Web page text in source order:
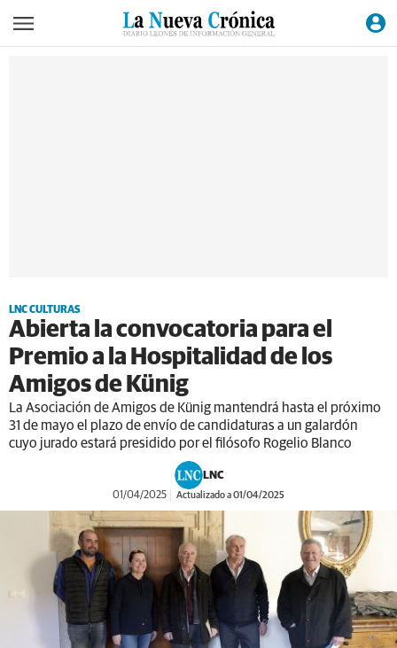
LNC CULTURAS
Abierta la convocatoria para el
Premio a la Hospitalidad de los
Amigos de Künig
La Asociación de Amigos de Künig mantendrá hasta el próximo
31 de mayo el plazo de envío de candidaturas a un galardón
cuyo jurado estará presidido por el filósofo Rogelio Blanco
LNC
01/04/2025 Actualizado a 01/04/2025